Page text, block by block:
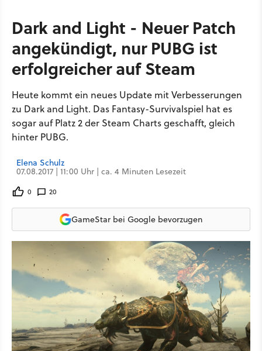
Dark and Light - Neuer Patch
angekündigt, nur PUBG ist
erfolgreicher auf Steam
Heute kommt ein neues Update mit Verbesserungen
zu Dark and Light. Das Fantasy-Survivalspiel hat es
sogar auf Platz 2 der Steam Charts geschafft, gleich
hinter PUBG.
Elena Schulz
07.08.2017 | 11:00 Uhr | ca. 4 Minuten Lesezeit
0 20
GameStar bei Google bevorzugen